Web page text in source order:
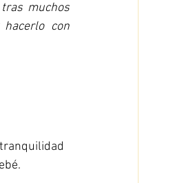
muchos
con